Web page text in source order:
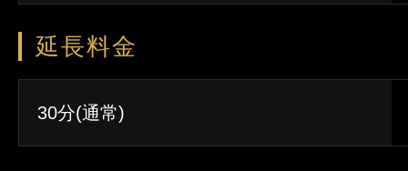
延長料金
30分(通常)